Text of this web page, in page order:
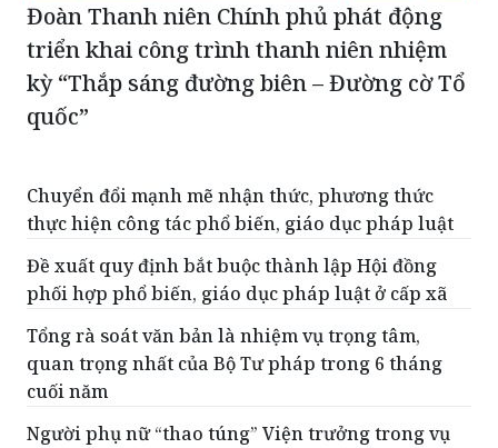
Đoàn Thanh niên Chính phủ phát động
triển khai công trình thanh niên nhiệm
kỳ “Thắp sáng đường biên – Đường cờ Tổ
quốc”
Chuyển đổi mạnh mẽ nhận thức, phương thức
thực hiện công tác phổ biến, giáo dục pháp luật
Đề xuất quy định bắt buộc thành lập Hội đồng
phối hợp phổ biến, giáo dục pháp luật ở cấp xã
Tổng rà soát văn bản là nhiệm vụ trọng tâm,
quan trọng nhất của Bộ Tư pháp trong 6 tháng
cuối năm
Người phụ nữ “thao túng” Viện trưởng trong vụ